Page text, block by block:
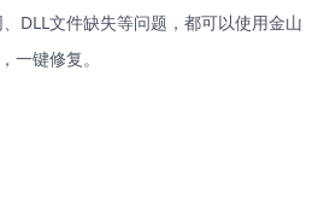
DLL文件缺失等问题，都可以使用金山
一键修复。